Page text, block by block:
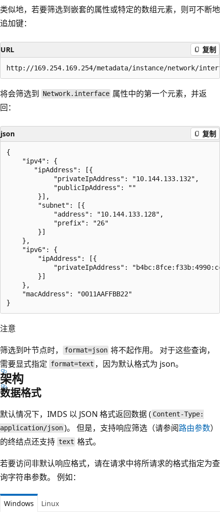
类似地，若要筛选到嵌套的属性或特定的数组元素，则可不断地
追加键：
URL 复制
将会筛选到 Network.interface 属性中的第一个元素，并返
回：
json 复制
{
    "ipv4": {
       "ipAddress": [{
            "privateIpAddress": "10.144.133.132",
            "publicIpAddress": ""
        }],
        "subnet": [{
            "address": "10.144.133.128",
            "prefix": "26"
        }]
    },
    "ipv6": {
        "ipAddress": [{
"privateIpAddress":
        }]
    },
    "macAddress": "0011AAFFBB22"
注意
筛选到叶节点时，
format=json 将不起作用。 对于这些查询，
需要显式指定 format=text ，因为默认格式为 json。
架构
数据格式
默认情况下，IMDS 以 JSON 格式返回数据 ( Content-Type:
application/json)。 但是，支持响应筛选（请参阅路由参数）
的终结点还支持 text 格式。
若要访问非默认响应格式，请在请求中将所请求的格式指定为查
询字符串参数。 例如：
Windows Linux